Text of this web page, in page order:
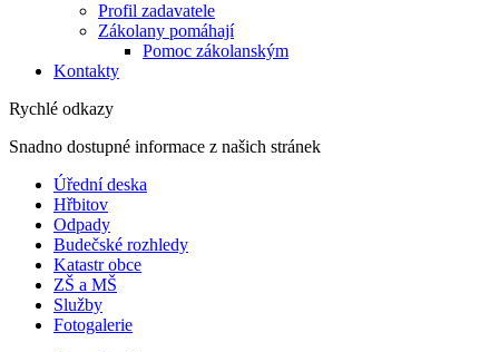
Profil zadavatele
Zákolany pomáhají
Pomoc zákolanským
Kontakty
Rychlé odkazy
Snadno dostupné informace z našich stránek
Úřední deska
Hřbitov
Odpady
Budečské rozhledy
Katastr obce
ZŠ a MŠ
Služby
Fotogalerie